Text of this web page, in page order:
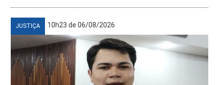
JUSTIÇA 10h23 de 06/08/2026